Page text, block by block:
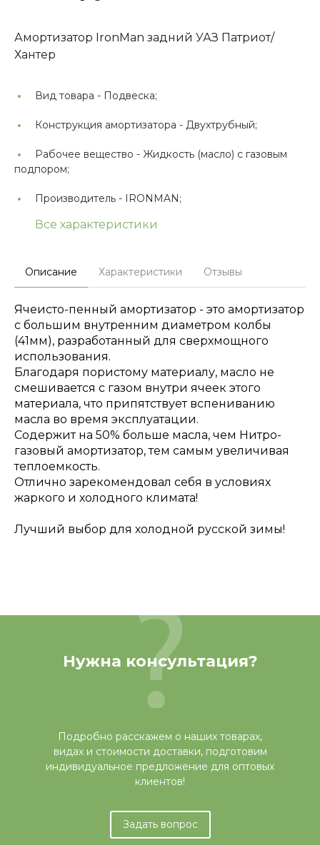
Амортизатор IronMan задний УАЗ Патриот/
Хантер
Вид товара - Подвеска;
Конструкция амортизатора - Двухтрубный;
Рабочее вещество - Жидкость (масло) с газовым
подпором;
Производитель - IRONMAN;
Все характеристики
Описание Характеристики Отзывы
Ячеисто-пенный амортизатор - это амортизатор
с большим внутренним диаметром колбы
(41мм), разработанный для сверхмощного
использования.
Благодаря пористому материалу, масло не
смешивается с газом внутри ячеек этого
материала, что припятствует вспениванию
масла во время эксплуатации.
Содержит на 50% больше масла, чем Нитро-
газовый амортизатор, тем самым увеличивая
теплоемкость.
Отлично зарекомендовал себя в условиях
жаркого и холодного климата!
Лучший выбор для холодной русской зимы!
Нужна консультация?
Подробно расскажем о наших товарах,
видах и стоимости доставки, подготовим
индивидуальное предложение для оптовых
клиентов!
Задать вопрос